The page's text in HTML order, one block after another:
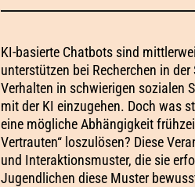
KI-basierte Chatbots sind
unterstützen bei Recherchen in
Verhalten in schwierigen sozialen
mit der KI einzugehen. Doch was
eine mögliche Abhängigkeit
Vertrauten“ loszulösen? Diese
und Interaktionsmuster, die sie
Jugendlichen diese Muster